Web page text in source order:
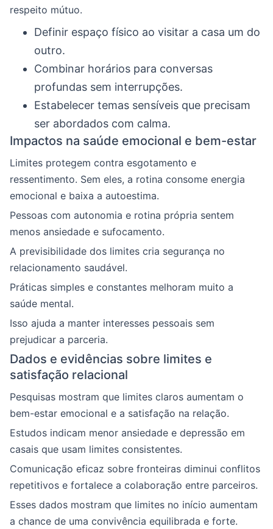
respeito mútuo.
Definir espaço físico ao visitar a casa um do
outro.
Combinar horários para conversas
profundas sem interrupções.
Estabelecer temas sensíveis que precisam
ser abordados com calma.
Impactos na saúde emocional e bem-estar
Limites protegem contra esgotamento e
ressentimento. Sem eles, a rotina consome energia
emocional e baixa a autoestima.
Pessoas com autonomia e rotina própria sentem
menos ansiedade e sufocamento.
A previsibilidade dos limites cria segurança no
relacionamento saudável.
Práticas simples e constantes melhoram muito a
saúde mental.
Isso ajuda a manter interesses pessoais sem
prejudicar a parceria.
Dados e evidências sobre limites e
satisfação relacional
Pesquisas mostram que limites claros aumentam o
bem-estar emocional e a satisfação na relação.
Estudos indicam menor ansiedade e depressão em
casais que usam limites consistentes.
Comunicação eficaz sobre fronteiras diminui conflitos
repetitivos e fortalece a colaboração entre parceiros.
Esses dados mostram que limites no início aumentam
a chance de uma convivência equilibrada e forte.